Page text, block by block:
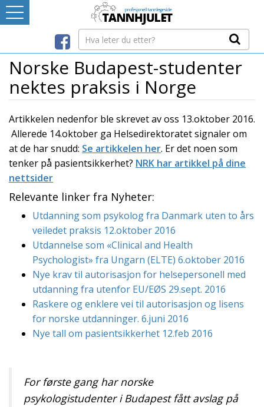
LEVERANDØRREGISTER
TANNBLOGGEN
MEDIA-INFO
INTERNETT-RESSURSER
Avtaleboken
Ditt Tannhjul
Norske Budapest-studenter
nektes praksis i Norge
Artikkelen nedenfor ble skrevet av oss 13.oktober 2016.
Allerede 14.oktober ga Helsedirektoratet signaler om
at de har snudd: Se artikkelen her. Er det noen som
tenker på pasientsikkerhet? NRK har artikkel på dine
nettsider
Relevante linker fra Nyheter:
Utdanning som psykolog fra Danmark uten to års
veiledet praksis 12.oktober 2016
Utdannelse som «Clinical and Health
Psychologist» fra Ungarn (ELTE) 6.oktober 2016
Nye krav til autorisasjon for helsepersonell med
utdanning fra utenfor EU/EØS 29.sept. 2016
Raskere og enklere vei til autorisasjon og lisens
for norske utdanninger. 6.juni 2016
Nye tall om pasientsikkerhet 12.feb 2016
For første gang har norske
psykologistudenter i Budapest fått avslag på
Logg inn
Mistet ditt passord?